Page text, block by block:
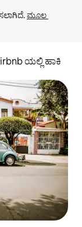
ಮೂಲ
ಯಲ್ಲಿ ಹಾಕಿ